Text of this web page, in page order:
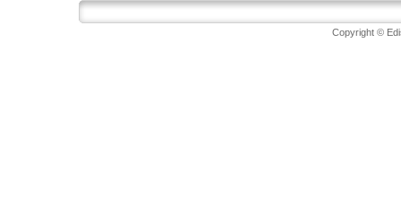
Copyright ©